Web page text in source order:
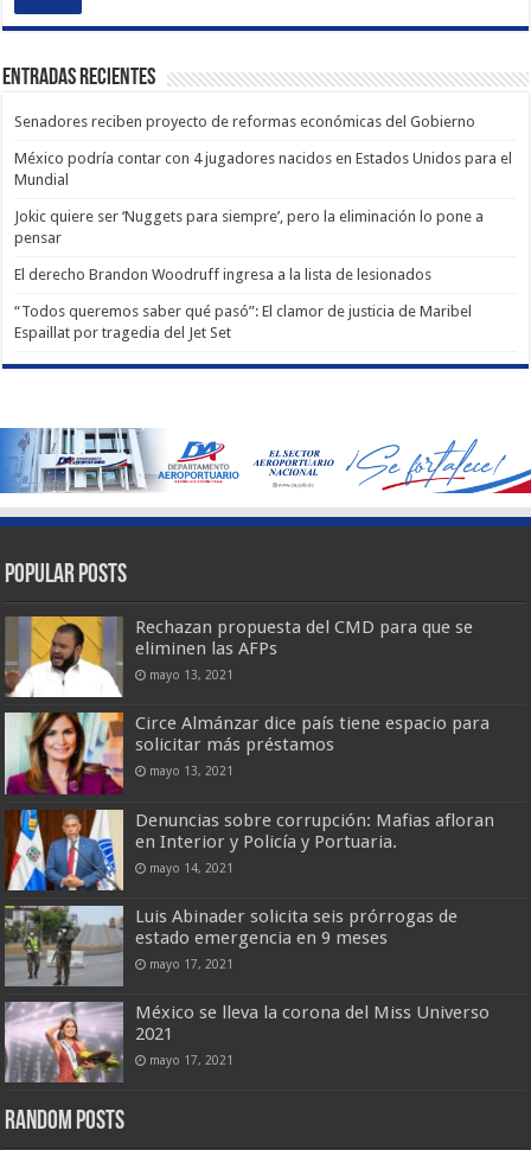
Entradas recientes
Senadores reciben proyecto de reformas económicas del Gobierno
México podría contar con 4 jugadores nacidos en Estados Unidos para el
Mundial
Jokic quiere ser ‘Nuggets para siempre’, pero la eliminación lo pone a
pensar
El derecho Brandon Woodruff ingresa a la lista de lesionados
“Todos queremos saber qué pasó”: El clamor de justicia de Maribel
Espaillat por tragedia del Jet Set
Popular Posts
Rechazan propuesta del CMD para que se
eliminen las AFPs
mayo 13, 2021
Circe Almánzar dice país tiene espacio para
solicitar más préstamos
mayo 13, 2021
Denuncias sobre corrupción: Mafias afloran
en Interior y Policía y Portuaria.
mayo 14, 2021
Luis Abinader solicita seis prórrogas de
estado emergencia en 9 meses
mayo 17, 2021
México se lleva la corona del Miss Universo
2021
mayo 17, 2021
Random Posts